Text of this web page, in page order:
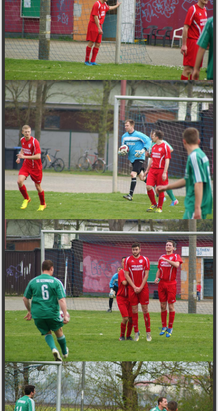
Name*
Email*
Telefonnummer
Details
<b>DSGVO Hinweis:</b><br>Die für die Benutzung des Formulars von uns
erhobenen personenbezogenen Daten werden nach Erledigung der
gestellten Anfrage automatisch gelöscht. Sie können Ihre erteilte
Einwilligung jederzeit schriftlich per E-Mail an svalthen90@web.de mit
Wirkung für die Zukunft widerrufen. Weitere Informationen zum Datenschutz
finden Sie in der <a
href="https://www.svalthen90.de/datenschutzerklaerung/">Datenschutzerklä
rung</a>.